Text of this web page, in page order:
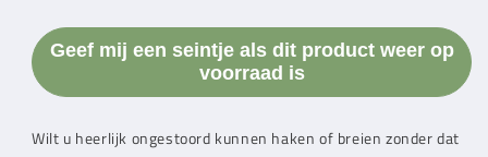
parelmoer
effect
donker
(black
parelmoer
effect
13x8cm
donker
(black
Geef mij een seintje als dit product weer op
voorraad is
Wilt u heerlijk ongestoord kunnen haken of breien zonder dat